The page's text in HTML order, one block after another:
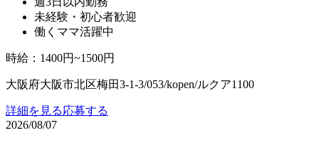
未経験・初心者歓迎
働くママ活躍中
時給 ： 1400円~1500円
大阪府大阪市北区梅田3-1-3/053/kopen/ルクア1100
詳細を見る応募する
2026/08/07